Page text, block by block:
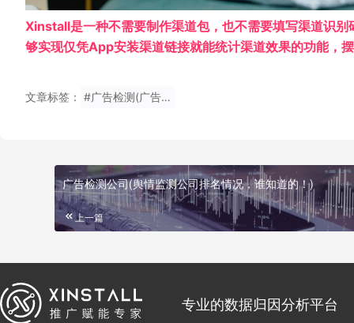
Xinstall是一种不需要制作渠道包，也不需要填写渠道识
够实现仅凭App安装渠道链接就能统计渠道效果的功能，
文章标签： #广告检测(广告牌检测主要包括什么呢？)
广告检测公司(舆情监测公司排名情况，谁知道的！)
上一篇
专业的数据归因分析平台